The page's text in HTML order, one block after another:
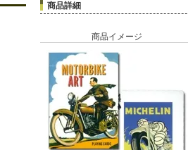
商品詳細
商品イメージ